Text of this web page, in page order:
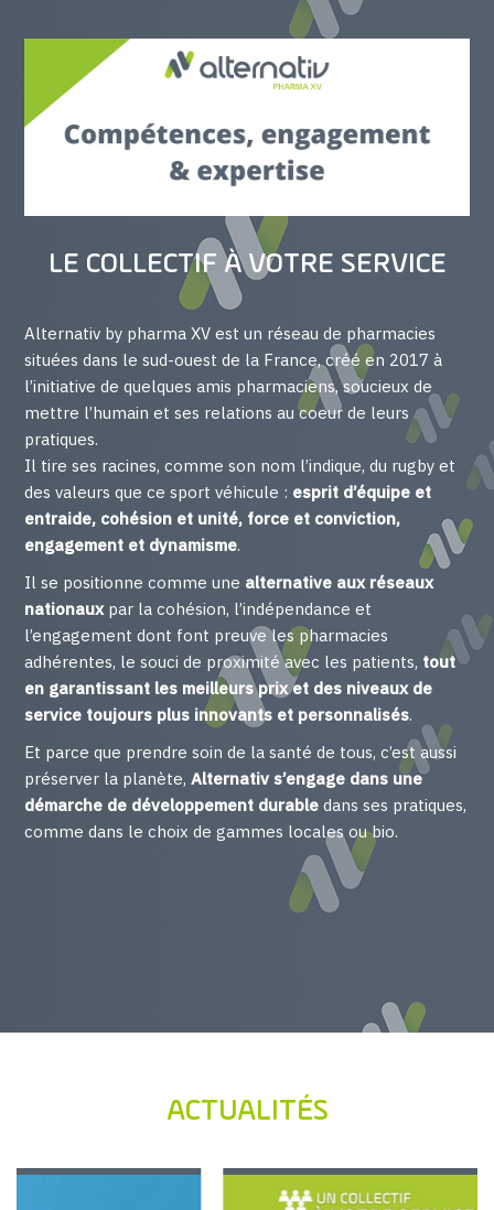
LE COLLECTIF À VOTRE SERVICE
Alternativ by pharma XV est un réseau de pharmacies
situées dans le sud-ouest de la France, créé en 2017 à
l’initiative de quelques amis pharmaciens, soucieux de
mettre l’humain et ses relations au coeur de leurs
pratiques.
Il tire ses racines, comme son nom l’indique, du rugby et
des valeurs que ce sport véhicule : esprit d’équipe et
entraide, cohésion et unité, force et conviction,
engagement et dynamisme.
Il se positionne comme une alternative aux réseaux
nationauxpar la cohésion, l’indépendance et
l’engagement dont font preuve les pharmacies
adhérentes, le souci de proximité avec les patients, tout
en garantissant les meilleurs prix et des niveaux de
service toujours plus innovants et personnalisés.
Et parce que prendre soin de la santé de tous, c’est aussi
préserver la planète,Alternativ s’engage dans une
démarche de développement durable dans ses pratiques,
comme dans le choix de gammes locales ou bio.
ACTUALITÉS